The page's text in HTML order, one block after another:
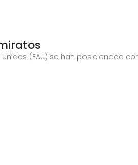
(EAU) se han posicionado